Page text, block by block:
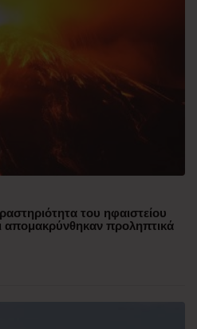
του ηφαιστείου
προληπτικά